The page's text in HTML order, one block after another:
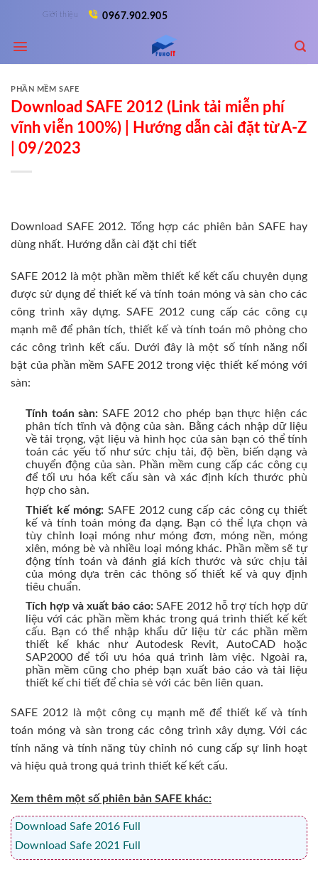
content
Giới thiệu 0967.902.905
PHẦN MỀM SAFE
Download SAFE 2012 (Link tải miễn phí
vĩnh viễn 100%) | Hướng dẫn cài đặt từ A-Z
| 09/2023
Download SAFE 2012. Tổng hợp các phiên bản SAFE hay
dùng nhất. Hướng dẫn cài đặt chi tiết
SAFE 2012 là một phần mềm thiết kế kết cấu chuyên dụng
được sử dụng để thiết kế và tính toán móng và sàn cho các
công trình xây dựng. SAFE 2012 cung cấp các công cụ
mạnh mẽ để phân tích, thiết kế và tính toán mô phỏng cho
các công trình kết cấu. Dưới đây là một số tính năng nổi
bật của phần mềm SAFE 2012 trong việc thiết kế móng với
sàn:
Tính toán sàn: SAFE 2012 cho phép bạn thực hiện các
phân tích tĩnh và động của sàn. Bằng cách nhập dữ liệu
về tải trọng, vật liệu và hình học của sàn bạn có thể tính
toán các yếu tố như sức chịu tải, độ bền, biến dạng và
chuyển động của sàn. Phần mềm cung cấp các công cụ
để tối ưu hóa kết cấu sàn và xác định kích thước phù
hợp cho sàn.
Thiết kế móng: SAFE 2012 cung cấp các công cụ thiết
kế và tính toán móng đa dạng. Bạn có thể lựa chọn và
tùy chỉnh loại móng như móng đơn, móng nền, móng
xiên, móng bè và nhiều loại móng khác. Phần mềm sẽ tự
động tính toán và đánh giá kích thước và sức chịu tải
của móng dựa trên các thông số thiết kế và quy định
tiêu chuẩn.
Tích hợp và xuất báo cáo: SAFE 2012 hỗ trợ tích hợp dữ
liệu với các phần mềm khác trong quá trình thiết kế kết
cấu. Bạn có thể nhập khẩu dữ liệu từ các phần mềm
thiết kế khác như Autodesk Revit, AutoCAD hoặc
SAP2000 để tối ưu hóa quá trình làm việc. Ngoài ra,
phần mềm cũng cho phép bạn xuất báo cáo và tài liệu
thiết kế chi tiết để chia sẻ với các bên liên quan.
SAFE 2012 là một công cụ mạnh mẽ để thiết kế và tính
toán móng và sàn trong các công trình xây dựng. Với các
tính năng và tính năng tùy chỉnh nó cung cấp sự linh hoạt
và hiệu quả trong quá trình thiết kế kết cấu.
Xem thêm một số phiên bản SAFE khác:
Download Safe 2016 Full
Download Safe 2021 Full